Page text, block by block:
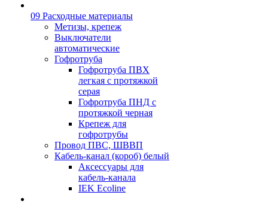
09 Расходные материалы
Метизы, крепеж
Выключатели
автоматические
Гофротруба
Гофротруба ПВХ
легкая с протяжкой
серая
Гофротруба ПНД с
протяжкой черная
Крепеж для
гофротрубы
Провод ПВС, ШВВП
Кабель-канал (короб) белый
Аксессуары для
кабель-канала
IEK Ecoline